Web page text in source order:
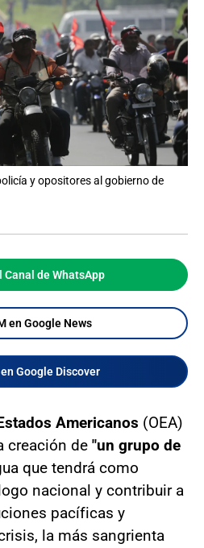
y opositores al gobierno de
Canal de WhatsApp
en Google News
Google Discover
Americanos (OEA)
creación de "un grupo de
que tendrá como
nacional y contribuir a
pacíficas y
la más sangrienta